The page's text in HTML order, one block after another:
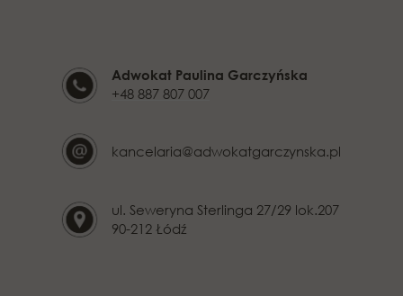
ul. Seweryna Sterlinga 27/29 lok.207
90-212 Łódź
kancelaria@adwokatgarczynska.pl
Adwokat Paulina Garczyńska
+48 887 807 007